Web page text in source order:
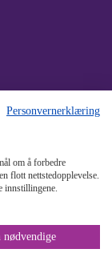
Varsling
Personvernerklæring
om å forbedre
flott nettstedopplevelse.
innstillingene.
nødvendige